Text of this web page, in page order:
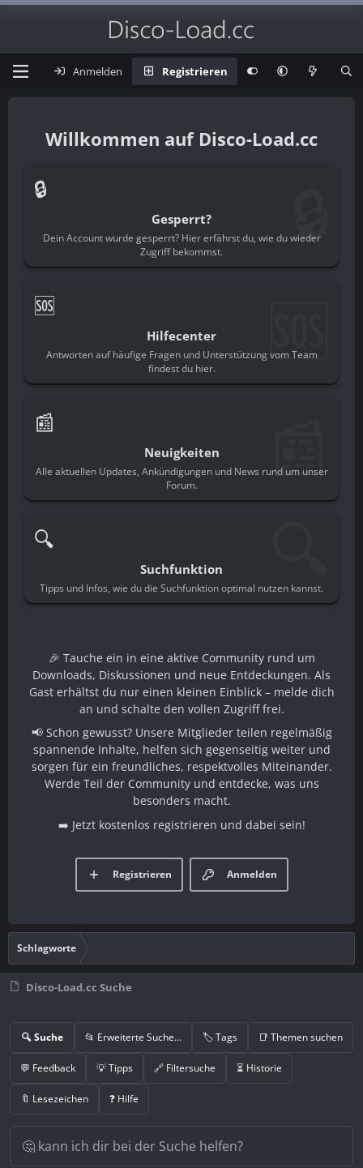
Anmelden Registrieren
Disco-Load.cc
🔒
Gesperrt?
Dein Account wurde gesperrt? Hier erfährst du, wie du wieder
Zugriff bekommst.
🔒
🆘
Hilfecenter
Antworten auf häufige Fragen und Unterstützung vom Team
findest du hier.
🆘
📰
Neuigkeiten
Alle aktuellen Updates, Ankündigungen und News rund um unser
Forum.
📰
🔍
Suchfunktion
Tipps und Infos, wie du die Suchfunktion optimal nutzen kannst.
🎉 Tauche ein in eine aktive Community rund um
Downloads, Diskussionen und neue Entdeckungen. Als
Gast erhältst du nur einen kleinen Einblick – melde dich
an und schalte den vollen Zugriff frei.
📢 Schon gewusst? Unsere Mitglieder teilen regelmäßig
spannende Inhalte, helfen sich gegenseitig weiter und
sorgen für ein freundliches, respektvolles Miteinander.
Werde Teil der Community und entdecke, was uns
besonders macht.
➡️ Jetzt kostenlos registrieren und dabei sein!
Anmelden
Registrieren
Schlagworte
Disco-Load.cc Suche
🔍 Suche 📂 Erweiterte Suche… 🏷️ Tags 📑 Themen suchen
💬 Feedback 💡 Tipps 🔗 Filtersuche ⏳ Historie
🔖 Lesezeichen ❓ Hilfe